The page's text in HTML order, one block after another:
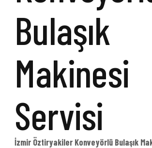
Bulaşık
Makinesi
Servisi
İzmir Öztiryakiler Konveyörlü Bulaşık